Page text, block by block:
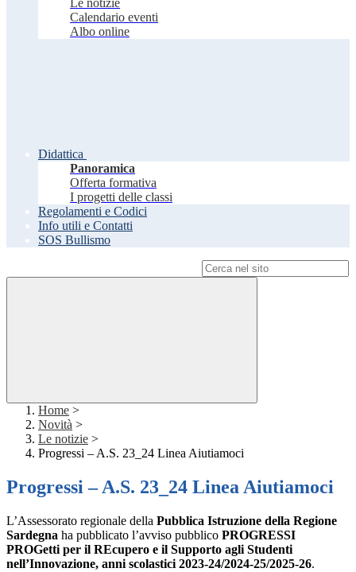
Le notizie
Calendario eventi
Albo online
Didattica
Panoramica
Offerta formativa
I progetti delle classi
Regolamenti e Codici
Info utili e Contatti
SOS Bullismo
Home >
Novità >
Le notizie >
Progressi – A.S. 23_24 Linea Aiutiamoci
Progressi – A.S. 23_24 Linea Aiutiamoci
L’Assessorato regionale della Pubblica Istruzione della Regione
Sardegna ha pubblicato l’avviso pubblico PROGRESSI
PROGetti per il REcupero e il Supporto agli Studenti
nell’Innovazione, anni scolastici 2023-24/2024-25/2025-26.